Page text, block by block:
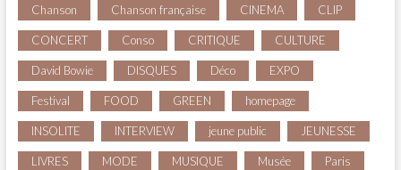
Chanson Chanson française CINEMA CLIP
CONCERT Conso CRITIQUE CULTURE
David Bowie DISQUES Déco EXPO
Festival FOOD GREEN homepage
INSOLITE INTERVIEW jeune public JEUNESSE
LIVRES MODE MUSIQUE Musée Paris